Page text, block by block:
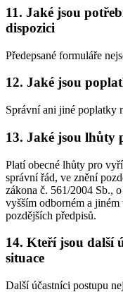
11. Jaké jsou
dispozici
Předepsané formuláře
12. Jaké jsou
Správní ani jiné poplatky
13. Jaké jsou lhůty
Platí obecné lhůty pro
správní řád, ve znění
zákona č. 561/2004 Sb.,
vyšším odborném a
pozdějších předpisů.
14. Kteří jsou další
situace
Další účastníci postupu